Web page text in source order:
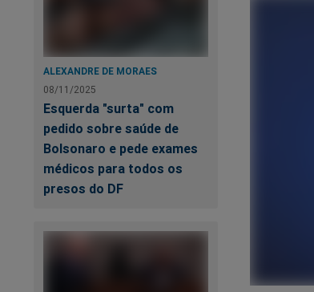
ALEXANDRE DE MORAES
08/11/2025
Esquerda "surta" com
pedido sobre saúde de
Bolsonaro e pede exames
médicos para todos os
presos do DF